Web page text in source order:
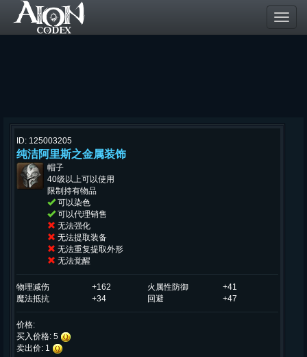
ID: 125003205
纯洁阿里斯之金属装饰
帽子
40级以上可以使用
限制持有物品
可以染色
可以代理销售
无法强化
无法提取装备
无法重复提取外形
无法觉醒
物理减伤 +162 火属性防御
+41
魔法抵抗
+34 回避 +47
价格:
买入价格: 5
卖出价: 1